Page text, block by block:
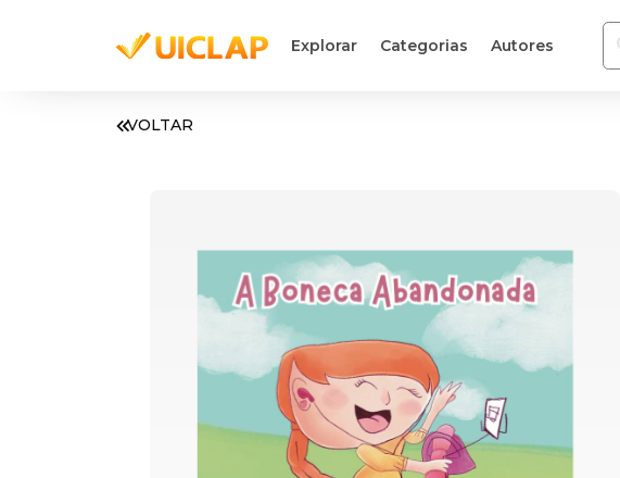
Explorar Categorias Autores
VOLTAR